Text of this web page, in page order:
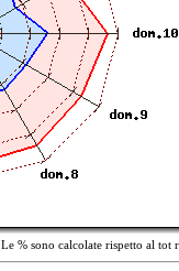
Le % sono calcolate rispetto al tot